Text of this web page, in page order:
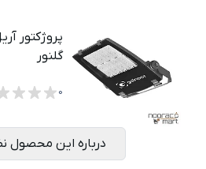
گلنور
0
درباره این محصول